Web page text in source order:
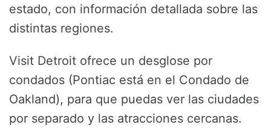
estado, con información detallada sobre las
distintas regiones.
Visit Detroit ofrece un desglose por
condados (Pontiac está en el Condado de
Oakland), para que puedas ver las ciudades
por separado y las atracciones cercanas.